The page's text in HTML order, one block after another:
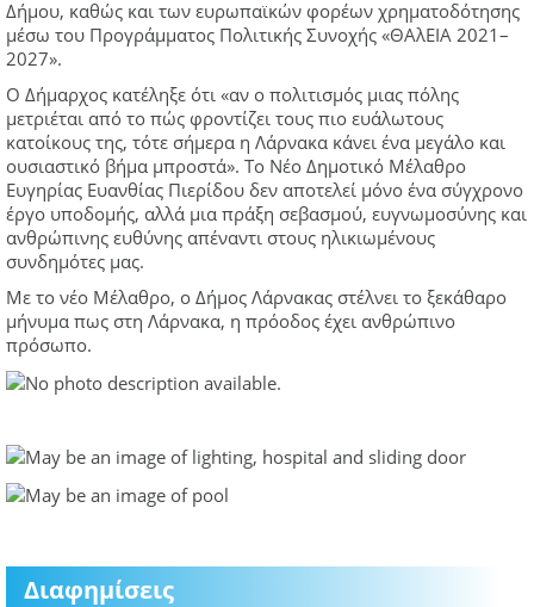
Δήμου, καθώς και των ευρωπαϊκών φορέων χρηματοδότησης
μέσω του Προγράμματος Πολιτικής Συνοχής «ΘΑλΕΙΑ 2021–
2027».
Ο Δήμαρχος κατέληξε ότι «αν ο πολιτισμός μιας πόλης
μετριέται από το πώς φροντίζει τους πιο ευάλωτους
κατοίκους της, τότε σήμερα η Λάρνακα κάνει ένα μεγάλο και
ουσιαστικό βήμα μπροστά». Το Νέο Δημοτικό Μέλαθρο
Ευγηρίας Ευανθίας Πιερίδου δεν αποτελεί μόνο ένα σύγχρονο
έργο υποδομής, αλλά μια πράξη σεβασμού, ευγνωμοσύνης και
ανθρώπινης ευθύνης απέναντι στους ηλικιωμένους
συνδημότες μας.
Με το νέο Μέλαθρο, ο Δήμος Λάρνακας στέλνει το ξεκάθαρο
μήνυμα πως στη Λάρνακα, η πρόοδος έχει ανθρώπινο
πρόσωπο.
Διαφημίσεις